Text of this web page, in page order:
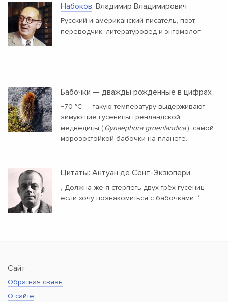
Набоков, Владимир Владимирович
Русский и американский писатель, поэт,
переводчик, литературовед и энтомолог
Бабочки — дважды рождённые в цифрах
−70 °C — такую температуру выдерживают
зимующие гусеницы гренландской
медведицы (Gynaephora groenlandica ), самой
морозостойкой бабочки на планете.
Цитаты: Антуан де Сент-Экзюпери
„Должна же я стерпеть двух-трёх гусениц,
если хочу познакомиться с бабочками. “
Сайт
Обратная связь
О сайте